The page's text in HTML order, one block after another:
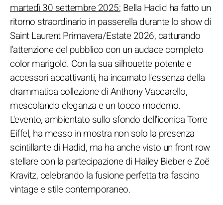
martedì 30 settembre 2025: Bella Hadid ha fatto un
ritorno straordinario in passerella durante lo show di
Saint Laurent Primavera/Estate 2026, catturando
l'attenzione del pubblico con un audace completo
color marigold. Con la sua silhouette potente e
accessori accattivanti, ha incarnato l'essenza della
drammatica collezione di Anthony Vaccarello,
mescolando eleganza e un tocco moderno.
L'evento, ambientato sullo sfondo dell'iconica Torre
Eiffel, ha messo in mostra non solo la presenza
scintillante di Hadid, ma ha anche visto un front row
stellare con la partecipazione di Hailey Bieber e Zoë
Kravitz, celebrando la fusione perfetta tra fascino
vintage e stile contemporaneo.